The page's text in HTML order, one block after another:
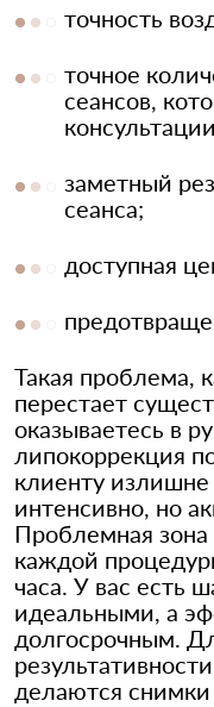
точность
точное
сеансов,
заметный
сеанса;
доступная
Такая проблема,
перестает
оказываетесь в
липокоррекция
клиенту
интенсивно, но
Проблемная
каждой
часа. У вас есть
идеальными, а
долгосрочным.
делаются